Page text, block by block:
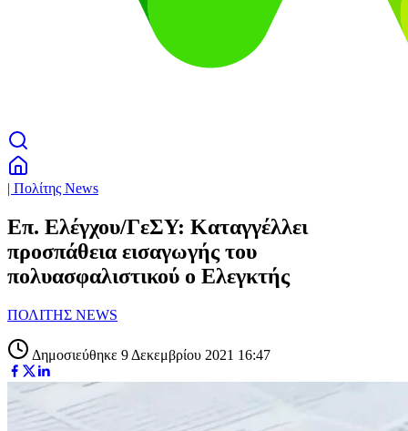
| Πολίτης News
Επ. Ελέγχου/ΓεΣΥ: Καταγγέλλει
προσπάθεια εισαγωγής του
πολυασφαλιστικού ο Ελεγκτής
ΠΟΛΙΤΗΣ NEWS
Δημοσιεύθηκε 9 Δεκεμβρίου 2021 16:47